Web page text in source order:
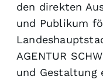
den direkten
und Publikum
AGENTUR
und Gestaltung